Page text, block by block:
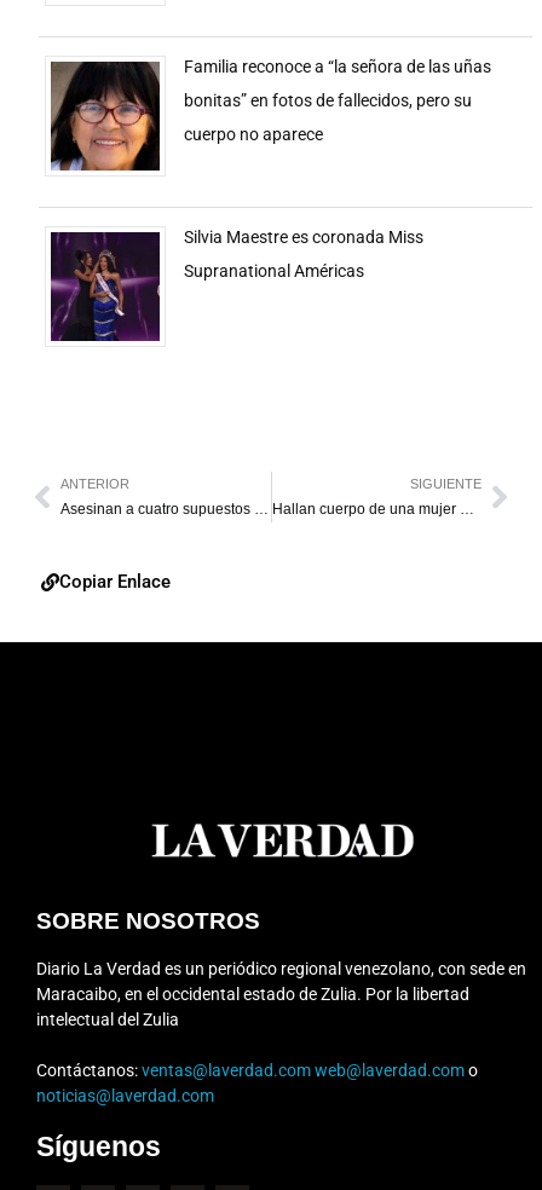
Familia reconoce a “la señora de las uñas
bonitas” en fotos de fallecidos, pero su
cuerpo no aparece
Silvia Maestre es coronada Miss
Supranational Américas
ANTERIOR
Asesinan a cuatro supuestos sicarios en San Francisco
SIGUIENTE
Hallan cuerpo de una mujer en una maleta en estación de Tokio
Copiar Enlace
SOBRE NOSOTROS
Diario La Verdad es un periódico regional venezolano, con sede en
Maracaibo, en el occidental estado de Zulia. Por la libertad
intelectual del Zulia
Contáctanos:ventas@laverdad.comweb@laverdad.como
noticias@laverdad.com
Síguenos